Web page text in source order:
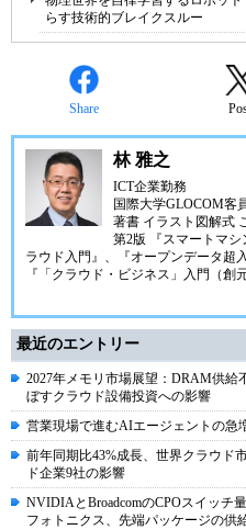
らす技術的ブレイクスルー
Share
林 雅之
ICT企業勤務
国際大学GLOCOM客
著書 イラスト図解式
第2版
『スマートマ
ラウド入門』 、 『オープンデータ超
『「クラウド・ビジネス」入門（創
最近のエントリー
2027年メモリ市場展望：DRAM供給
ぼすクラウド設備投資への影響
営業現場で進むAIエージェントの急
前年同期比43%成長、世界クラウド
ド企業9社の影響
NVIDIAとBroadcomのCPOスイッチ
フォトニクス、先端パッケージの供